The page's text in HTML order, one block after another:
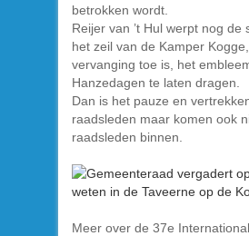
betrokken wordt.
Reijer van ’t Hul werpt nog de
het zeil van de Kamper
vervanging toe is, het
Hanzedagen te laten dragen.
Dan is het pauze en
raadsleden maar komen ook
raadsleden binnen.
Meer over de 37e